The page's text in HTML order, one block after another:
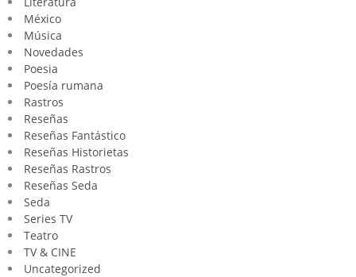
México
Música
Novedades
Poesia
Poesía rumana
Rastros
Reseñas
Reseñas Fantástico
Reseñas Historietas
Reseñas Rastros
Reseñas Seda
Seda
Series TV
Teatro
TV & CINE
Uncategorized